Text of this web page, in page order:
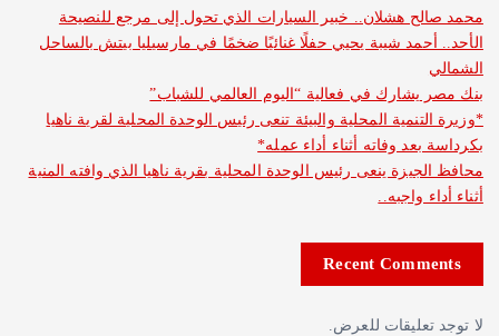
هشلان.. خبير السيارات الذي تحول إلى مرجع للنصيحة
شيبة يحيي حفلًا غنائيًا ضخمًا في مارسيليا بيتش بالساحل
في فعالية “اليوم العالمي للشباب”
المحلية والبيئة تنعى رئيس الوحدة المحلية لقرية ناهيا
وفاته أثناء أداء عمله*
ينعى رئيس الوحدة المحلية بقرية ناهيا الذي وافته المنية
Recent
للعرض.